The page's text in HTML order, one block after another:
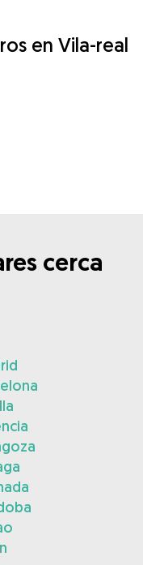
en Vila-real
cerca